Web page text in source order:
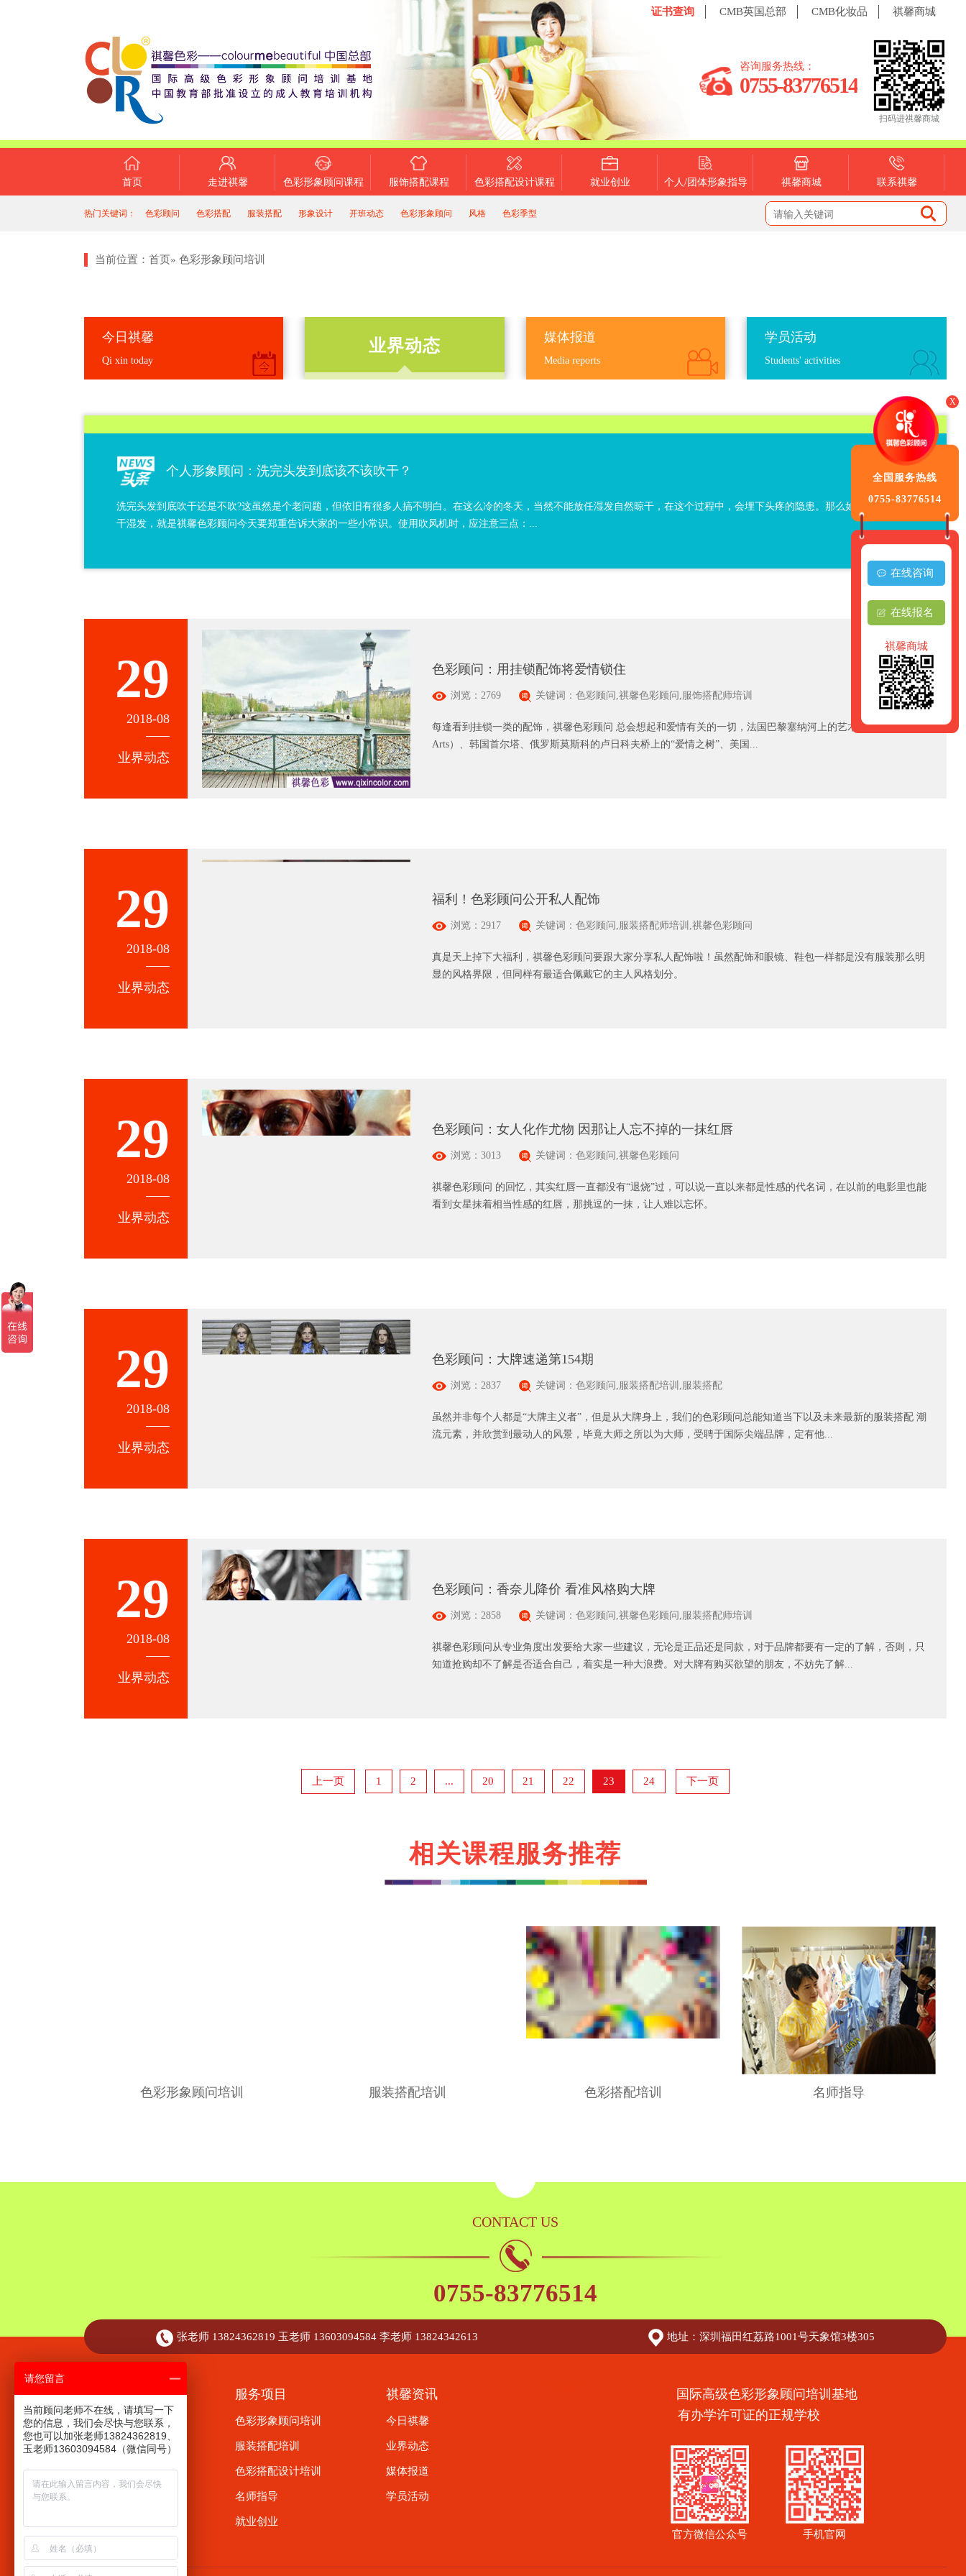
证书查询 CMB英国总部 CMB化妆品 祺馨商城
咨询服务热线：
0755-83776514
扫码进祺馨商城
首页 走进祺馨 色彩形象顾问课程 服饰搭配课程 色彩搭配设计课程 就业创业 个人/团体形象指导 祺馨商城 联系祺馨
热门关键词： 色彩顾问 色彩搭配 服装搭配 形象设计 开班动态 色彩形象顾问 风格 色彩季型
当前位置： 首页» 色彩形象顾问培训
今日祺馨
Qi xin today
业界动态 媒体报道
Media reports
学员活动
Students' activities
个人形象顾问：洗完头发到底该不该吹干？
洗完头发到底吹干还是不吹?这虽然是个老问题，但依旧有很多人搞不明白。在这么冷的冬天，当然不能放任湿发自然晾干，在这个过程中，会埋下头疼的隐患。那么如何正确的吹
干湿发，就是祺馨色彩顾问今天要郑重告诉大家的一些小常识。使用吹风机时，应注意三点：...
29
2018-08
业界动态
色彩顾问：用挂锁配饰将爱情锁住
浏览：2769 关键词：色彩顾问,祺馨色彩顾问,服饰搭配师培训
每逢看到挂锁一类的配饰，祺馨色彩顾问 总会想起和爱情有关的一切，法国巴黎塞纳河上的艺术桥（Pons des
Arts）、韩国首尔塔、俄罗斯莫斯科的卢日科夫桥上的“爱情之树”、美国...
29
2018-08
业界动态
福利！色彩顾问公开私人配饰
浏览：2917 关键词：色彩顾问,服装搭配师培训,祺馨色彩顾问
真是天上掉下大福利，祺馨色彩顾问要跟大家分享私人配饰啦！虽然配饰和眼镜、鞋包一样都是没有服装那么明
显的风格界限，但同样有最适合佩戴它的主人风格划分。
29
2018-08
业界动态
色彩顾问：女人化作尤物 因那让人忘不掉的一抹红唇
浏览：3013 关键词：色彩顾问,祺馨色彩顾问
祺馨色彩顾问 的回忆，其实红唇一直都没有“退烧”过，可以说一直以来都是性感的代名词，在以前的电影里也能
看到女星抹着相当性感的红唇，那挑逗的一抹，让人难以忘怀。
29
2018-08
业界动态
色彩顾问：大牌速递第154期
浏览：2837 关键词：色彩顾问,服装搭配培训,服装搭配
虽然并非每个人都是“大牌主义者”，但是从大牌身上，我们的色彩顾问总能知道当下以及未来最新的服装搭配 潮
流元素，并欣赏到最动人的风景，毕竟大师之所以为大师，受聘于国际尖端品牌，定有他...
29
2018-08
业界动态
色彩顾问：香奈儿降价 看准风格购大牌
浏览：2858 关键词：色彩顾问,祺馨色彩顾问,服装搭配师培训
祺馨色彩顾问从专业角度出发要给大家一些建议，无论是正品还是同款，对于品牌都要有一定的了解，否则，只
知道抢购却不了解是否适合自己，着实是一种大浪费。对大牌有购买欲望的朋友，不妨先了解...
上一页 1 2 ... 20 21 22 23 24 下一页
相关课程服务推荐
色彩形象顾问培训 服装搭配培训 色彩搭配培训 名师指导
CONTACT US
0755-83776514
张老师 13824362819 玉老师 13603094584 李老师 13824342613 地址：深圳福田红荔路1001号天象馆3楼305
走进祺馨
关于祺馨
创始人介绍
行业前景
服务项目
色彩形象顾问培训
服装搭配培训
色彩搭配设计培训
名师指导
就业创业
祺馨资讯
今日祺馨
业界动态
媒体报道
学员活动
国际高级色彩形象顾问培训基地
有办学许可证的正规学校
官方微信公众号 手机官网
X
全国服务热线
0755-83776514
在线咨询
在线报名
祺馨商城
请您留言
当前顾问老师不在线，请填写一下
您的信息，我们会尽快与您联系，
您也可以加张老师13824362819、
玉老师13603094584（微信同号）